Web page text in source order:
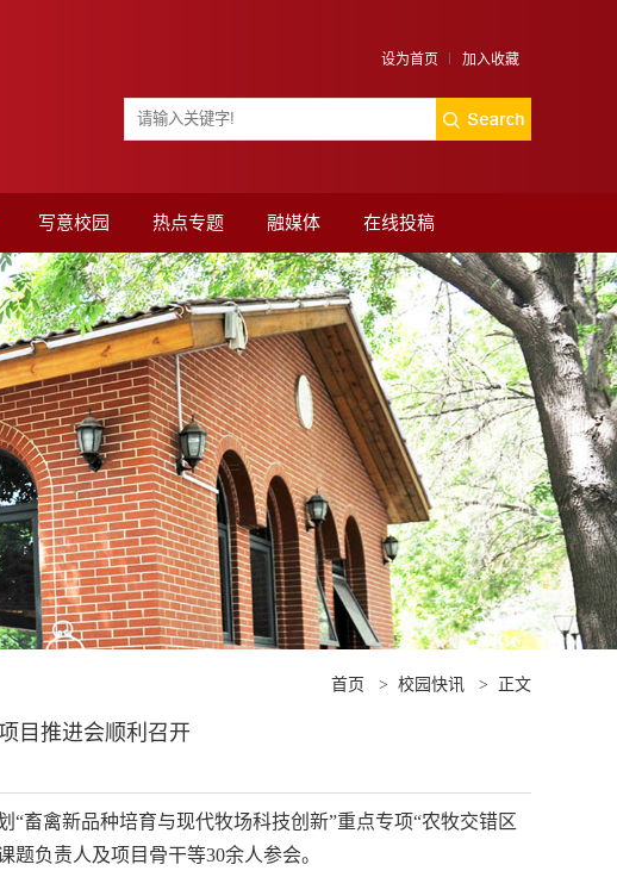
设为首页 加入收藏
写意校园 热点专题 融媒体 在线投稿
首页 > 校园快讯 > 正文
目推进会顺利召开
“畜禽新品种培育与现代牧场科技创新”重点专项“农牧交错区
负责人及项目骨干等30余人参会。